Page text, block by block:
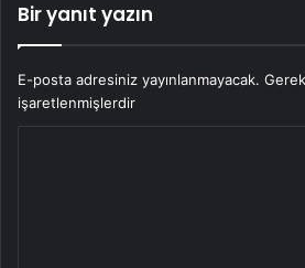
Bir yanıt yazın
E-posta adresiniz yayınlanmayacak.
işaretlenmişlerdir